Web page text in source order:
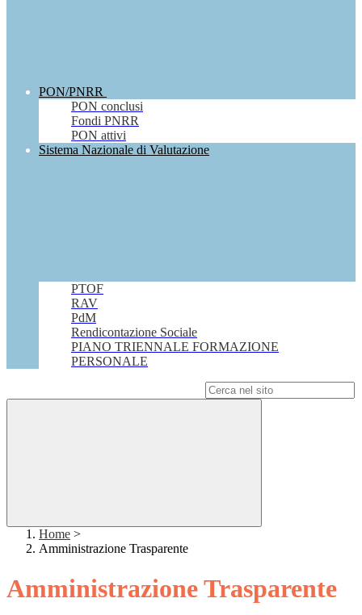
PON/PNRR
PON conclusi
Fondi PNRR
PON attivi
Sistema Nazionale di Valutazione
PTOF
RAV
PdM
Rendicontazione Sociale
PIANO TRIENNALE FORMAZIONE
PERSONALE
Home >
Amministrazione Trasparente
Amministrazione Trasparente